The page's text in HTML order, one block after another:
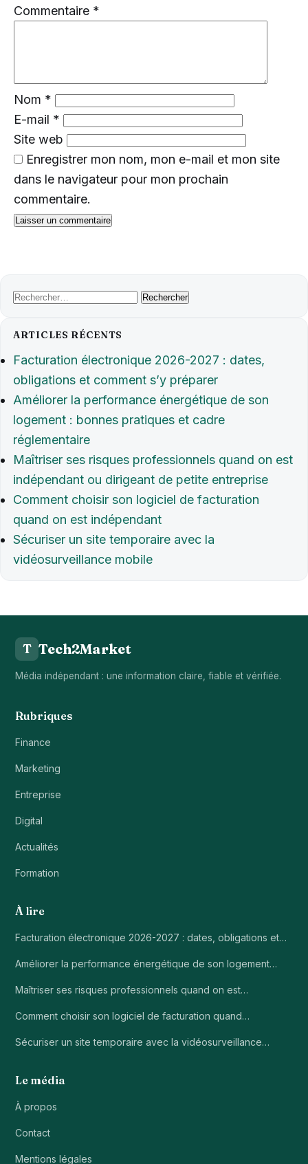
Commentaire *
Nom *
E-mail *
Site web
Enregistrer mon nom, mon e-mail et mon site
dans le navigateur pour mon prochain
commentaire.
Rechercher :
ARTICLES RÉCENTS
Facturation électronique 2026-2027 : dates,
obligations et comment s’y préparer
Améliorer la performance énergétique de son
logement : bonnes pratiques et cadre
réglementaire
Maîtriser ses risques professionnels quand on est
indépendant ou dirigeant de petite entreprise
Comment choisir son logiciel de facturation
quand on est indépendant
Sécuriser un site temporaire avec la
vidéosurveillance mobile
T Tech2Market
Média indépendant : une information claire, fiable et vérifiée.
Rubriques
Finance
Marketing
Entreprise
Digital
Actualités
Formation
À lire
Facturation électronique 2026-2027 : dates, obligations et…
Améliorer la performance énergétique de son logement…
Maîtriser ses risques professionnels quand on est…
Comment choisir son logiciel de facturation quand…
Sécuriser un site temporaire avec la vidéosurveillance…
Le média
À propos
Contact
Mentions légales